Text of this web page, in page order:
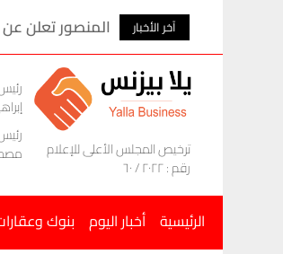
آخر الأخبار المنصور تعلن عن
ترخيص المجلس الأعلى للإعلام
رقم : ٢٠٢٢ / ٦٠
الرئيسية أخبار اليوم بنوك